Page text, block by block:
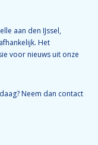
aan den IJssel,
Het
voor nieuws uit onze
Neem dan contact